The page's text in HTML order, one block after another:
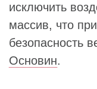
исключить
массив, что
безопасность
Основин.